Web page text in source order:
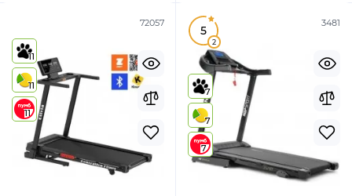
72057
11
11
11
3481
5
2
7
7
7